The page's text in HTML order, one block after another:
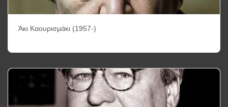
Άκι Καουρισμάκι (1957-)